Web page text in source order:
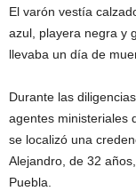
El varón vestía
azul, playera negra y
llevaba un día de
Durante las
agentes ministeriales
se localizó una
Alejandro, de 32
Puebla.